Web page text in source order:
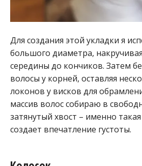
Для создания этой укладки я
большого диаметра,
середины до кончиков. Затем
волосы у корней, оставляя
локонов у висков для
массив волос собираю в
затянутый хвост – именно
создает впечатление густоты.